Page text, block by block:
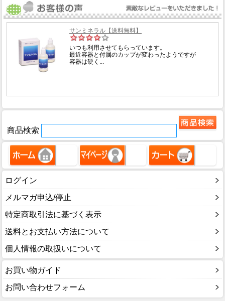
商品検索
ログイン
メルマガ申込/停止
特定商取引法に基づく表示
送料とお支払い方法について
個人情報の取扱いについて
お買い物ガイド
お問い合わせフォーム